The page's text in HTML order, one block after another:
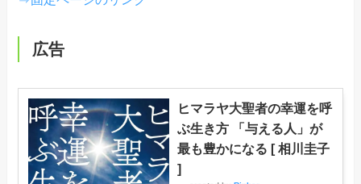
広告
ヒマラヤ大聖者の幸運を呼
ぶ生き方 「与える人」が
最も豊かになる [ 相川圭子
]